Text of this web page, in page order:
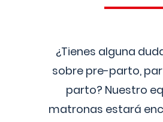
¿Tienes alguna
sobre pre-parto,
parto? Nuestro
matronas estará